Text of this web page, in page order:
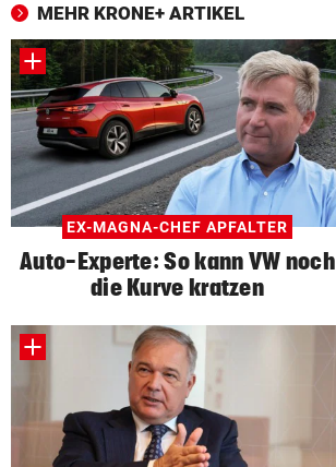
MEHR KRONE+ ARTIKEL
EX-MAGNA-CHEF APFALTER
Auto-Experte: So kann VW noch
die Kurve kratzen